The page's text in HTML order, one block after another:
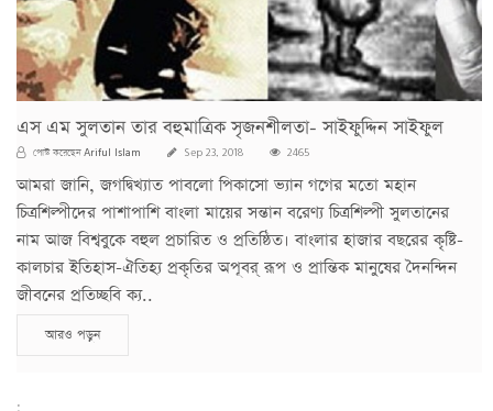
এস এম সুলতান তার বহুমাত্রিক সৃজনশীলতা- সাইফুদ্দিন সাইফুল
পোস্ট করেছেনAriful Islam Sep 23, 2018 2465
আমরা জানি, জগদ্বিখ্যাত পাবলো পিকাসো ভ্যান গগের মতো মহান
চিত্রশিল্পীদের পাশাপাশি বাংলা মায়ের সন্তান বরেণ্য চিত্রশিল্পী সুলতানের
নাম আজ বিশ্ববুকে বহুল প্রচারিত ও প্রতিষ্ঠিত। বাংলার হাজার বছরের কৃষ্টি-
কালচার ইতিহাস-ঐতিহ্য প্রকৃতির অপূবর্ রূপ ও প্রান্তিক মানুষের দৈনন্দিন
জীবনের প্রতিচ্ছবি ক্য..
আরও পড়ুন
;